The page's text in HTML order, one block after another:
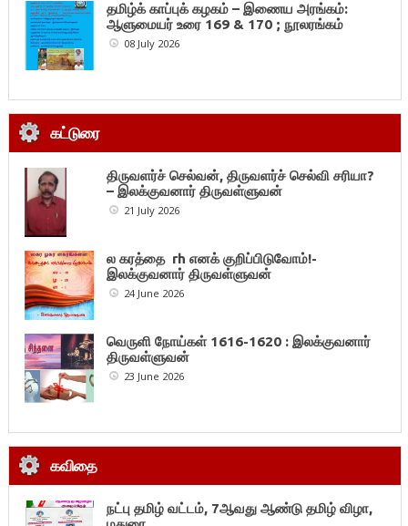
தமிழ்க் காப்புக் கழகம் – இணைய அரங்கம்:
ஆளுமையர் உரை 169 & 170 ; நூலரங்கம்
08 July 2026
கட்டுரை
திருவளர்ச் செல்வன், திருவளர்ச் செல்வி சரியா?
– இலக்குவனார் திருவள்ளுவன்
21 July 2026
ல கரத்தை rh எனக் குறிப்பிடுவோம்!-
இலக்குவனார் திருவள்ளுவன்
24 June 2026
வெருளி நோய்கள் 1616-1620 : இலக்குவனார்
திருவள்ளுவன்
23 June 2026
கவிதை
நட்பு தமிழ் வட்டம், 7ஆவது ஆண்டு தமிழ் விழா,